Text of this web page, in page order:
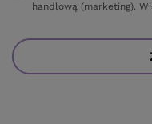
handlową (marketing).